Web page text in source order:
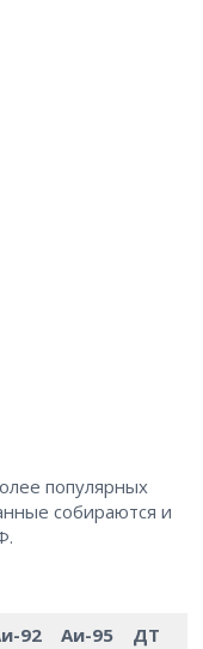
популярных
собираются и
92 Аи-95 ДТ